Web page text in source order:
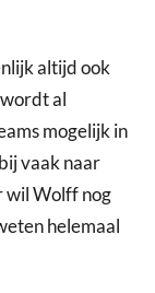
altijd ook
al
mogelijk in
vaak naar
wil Wolff nog
helemaal